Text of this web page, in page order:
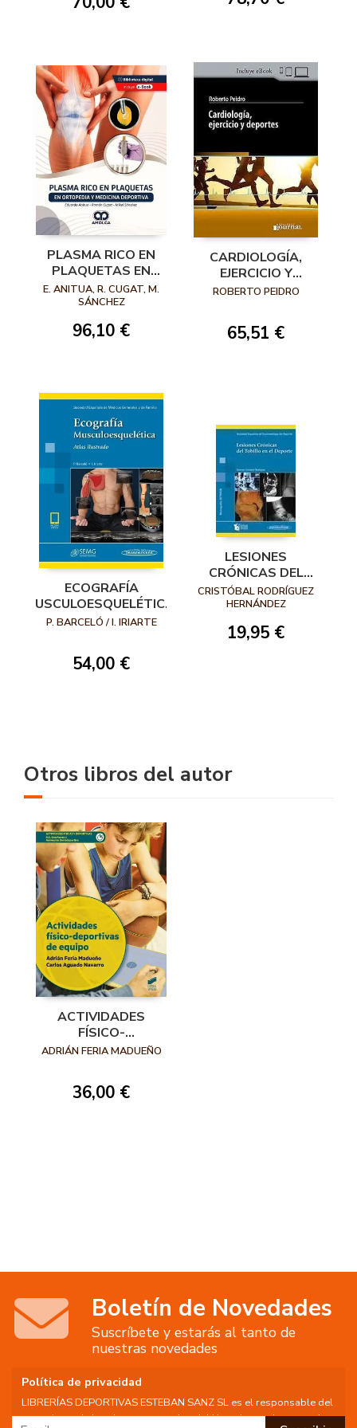
READAPTACIÓN,
LIGAMENTO
CRUZADO
ANTERIOR EN
DEPORTES DE
EQUIPO.
PLASMA RICO EN
PLAQUETAS EN
ORTOPEDIA Y
MEDICINA
E. ANITUA, R. CUGAT, M.
SÁNCHEZ
96,10 €
CARDIOLOGÍA,
EJERCICIO Y
DEPORTES
ROBERTO PEIDRO
65,51 €
ECOGRAFÍA
MUSCULOESQUELÉTICA.
ATLAS ILUSTRADO
P. BARCELÓ / I. IRIARTE
54,00 €
LESIONES
CRÓNICAS DEL
TOBILLO EN EL
DEPORTE
CRISTÓBAL RODRÍGUEZ
HERNÁNDEZ
19,95 €
Otros libros del autor
ACTIVIDADES
FÍSICO-
DEPORTIVAS DE
ADRIÁN FERIA MADUEÑO
36,00 €
Boletín de Novedades
Suscríbete y estarás al tanto de
nuestras novedades
Política de privacidad
LIBRERÍAS DEPORTIVAS ESTEBAN SANZ SL es el responsable del
tratamiento de los datos personales del Usuario, por lo que se le